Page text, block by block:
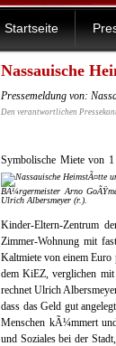
Startseite
Nassauische
Pressemeldung von:
Den verantwortlichen
Symbolische Miete von
BÃ¼rgermeister Arno
Ulrich Albersmeyer (r.).
Kinder-Eltern-Zentrum
Zimmer-Wohnung mit
Kaltmiete von einem Euro
dem KiEZ, verglichen
rechnet Ulrich
dass das Geld gut
Menschen kÃ¼mmert
und Soziales bei der